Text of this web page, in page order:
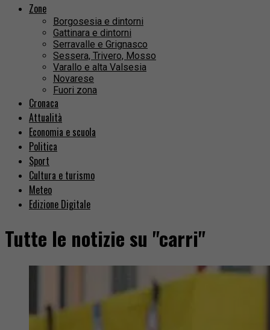
Zone
Borgosesia e dintorni
Gattinara e dintorni
Serravalle e Grignasco
Sessera, Trivero, Mosso
Varallo e alta Valsesia
Novarese
Fuori zona
Cronaca
Attualità
Economia e scuola
Politica
Sport
Cultura e turismo
Meteo
Edizione Digitale
Tutte le notizie su "carri"